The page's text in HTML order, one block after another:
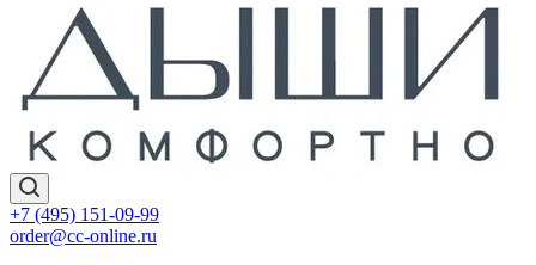
+7 (495) 151-09-99
order@cc-online.ru